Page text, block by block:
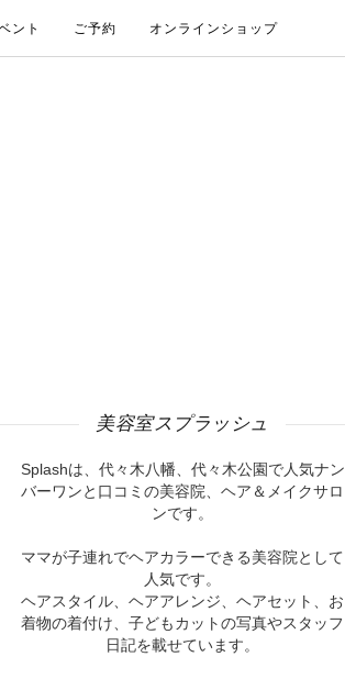
ント ご予約 オンラインショップ
美容室スプラッシュ
Splashは、代々木八幡、代々木公園で人気ナン
バーワンと口コミの美容院、ヘア＆メイクサロ
ンです。
ママが子連れでヘアカラーできる美容院として
人気です。
ヘアスタイル、ヘアアレンジ、ヘアセット、お
着物の着付け、子どもカットの写真やスタッフ
日記を載せています。